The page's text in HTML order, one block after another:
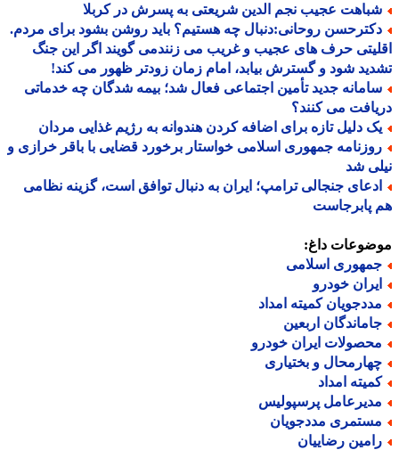
عجیب نجم الدین شریعتی به پسرش در کربلا
روحانی:دنبال چه هستیم؟ باید روشن بشود برای مردم.
حرف های عجیب و غریب می زنندمی گویند اگر این جنگ
شود و گسترش بیابد، امام زمان زودتر ظهور می کند!
جدید تأمین اجتماعی فعال شد؛ بیمه شدگان چه خدماتی
می کنند؟
دلیل تازه برای اضافه کردن هندوانه به رژیم غذایی مردان
جمهوری اسلامی خواستار برخورد قضایی با باقر خرازی و
شد
جنجالی ترامپ؛ ایران به دنبال توافق است، گزینه نظامی
پابرجاست
داغ:
اسلامی
خودرو
کمیته امداد
اربعین
ایران خودرو
و بختیاری
امداد
پرسپولیس
مددجویان
رضاییان